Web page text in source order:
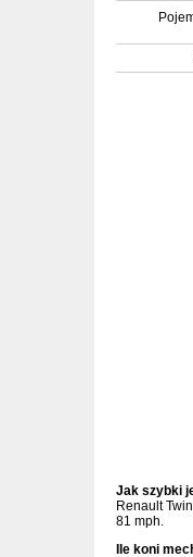
Jak szybki
Renault
81 mph.
Ile koni